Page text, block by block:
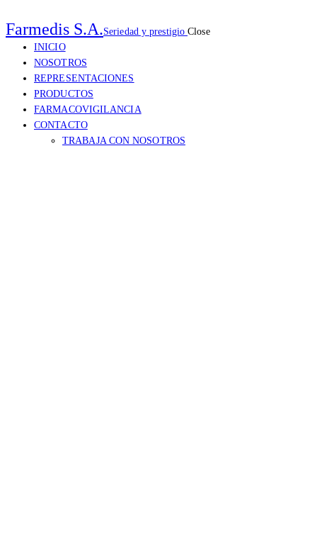
Farmedis S.A.Seriedad y prestigio Close
INICIO
NOSOTROS
REPRESENTACIONES
PRODUCTOS
FARMACOVIGILANCIA
CONTACTO
TRABAJA CON NOSOTROS